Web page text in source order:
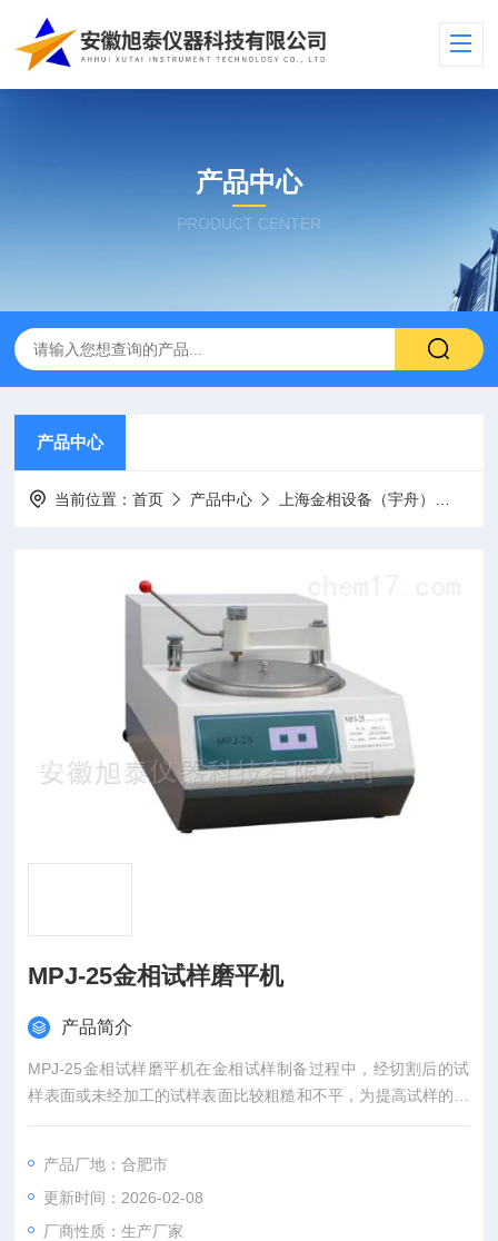
产品中心
PRODUCT CENTER
产品中心
当前位置：首页 产品中心 上海金相设备（宇舟）
MPJ-25金相试样磨平机
产品简介
MPJ-25金相试样磨平机在金相试样制备过程中，经切割后的试
样表面或未经加工的试样表面比较粗糙和不平，为提高试样的制
备质量和工效，可将试样在本机上磨平后再进行预磨和抛光工
产品厂地：合肥市
更新时间：2026-02-08
厂商性质：生产厂家